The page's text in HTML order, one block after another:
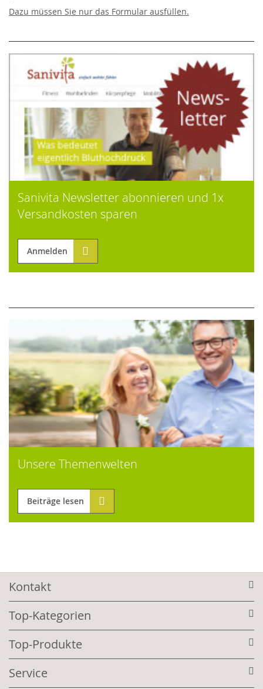
Dazu müssen Sie nur das Formular ausfüllen.
Sanivita Newsletter abonnieren und 1x
Versandkosten sparen
Anmelden
Unsere Themenwelten
Beiträge lesen
Kontakt
Top-Kategorien
Top-Produkte
Service